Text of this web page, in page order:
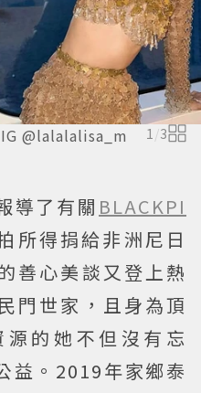
@lalalalisa_m 1/3
導了有關 BLACKPI
所得捐給非洲尼日
善心美談又登上熱
門世家，且身為頂
的她不但沒有忘
益。2019年家鄉泰